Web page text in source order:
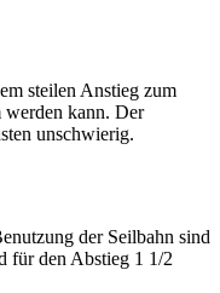
steilen Anstieg zum
werden kann. Der
unschwierig.
der Seilbahn sind
für den Abstieg 1 1/2